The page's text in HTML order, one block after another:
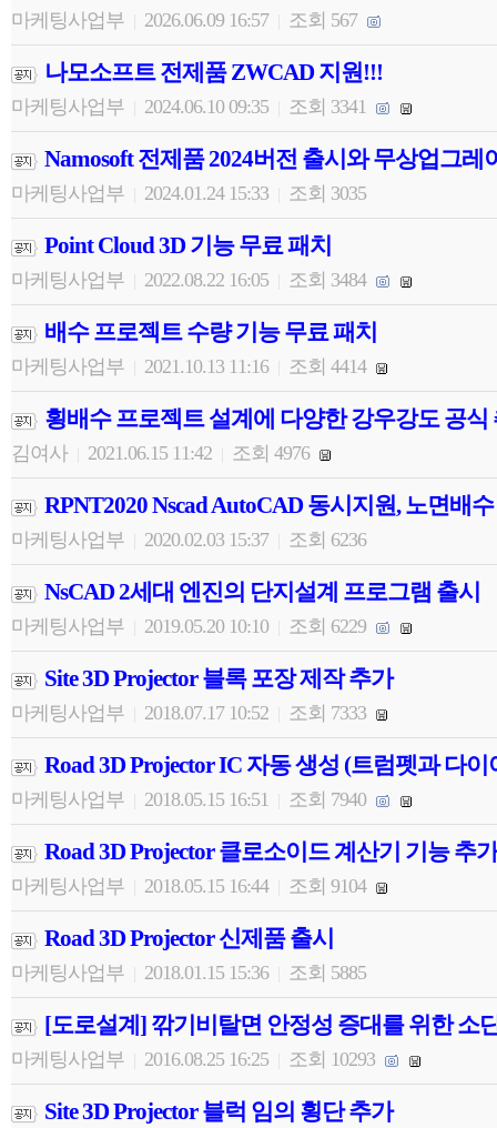
마케팅사업부 2026.06.09 16:57 조회 567
나모소프트 전제품 ZWCAD 지원!!!
마케팅사업부 2024.06.10 09:35 조회 3341
Namosoft 전제품 2024버전 출시와 무상업그레
마케팅사업부 2024.01.24 15:33 조회 3035
Point Cloud 3D 기능 무료 패치
마케팅사업부 2022.08.22 16:05 조회 3484
배수 프로젝트 수량 기능 무료 패치
마케팅사업부 2021.10.13 11:16 조회 4414
횡배수 프로젝트 설계에 다양한 강우강도 공식
김여사 2021.06.15 11:42 조회 4976
RPNT2020 Nscad AutoCAD 동시지원, 노면배
마케팅사업부 2020.02.03 15:37 조회 6236
NsCAD 2세대 엔진의 단지설계 프로그램 출시
마케팅사업부 2019.05.20 10:10 조회 6229
Site 3D Projector 블록 포장 제작 추가
마케팅사업부 2018.07.17 10:52 조회 7333
Road 3D Projector IC 자동 생성 (트럼펫과 다
마케팅사업부 2018.05.15 16:51 조회 7940
Road 3D Projector 클로소이드 계산기 기능 추가
마케팅사업부 2018.05.15 16:44 조회 9104
Road 3D Projector 신제품 출시
마케팅사업부 2018.01.15 15:36 조회 5885
[도로설계] 깎기비탈면 안정성 증대를 위한 소
마케팅사업부 2016.08.25 16:25 조회 10293
Site 3D Projector 블럭 임의 횡단 추가